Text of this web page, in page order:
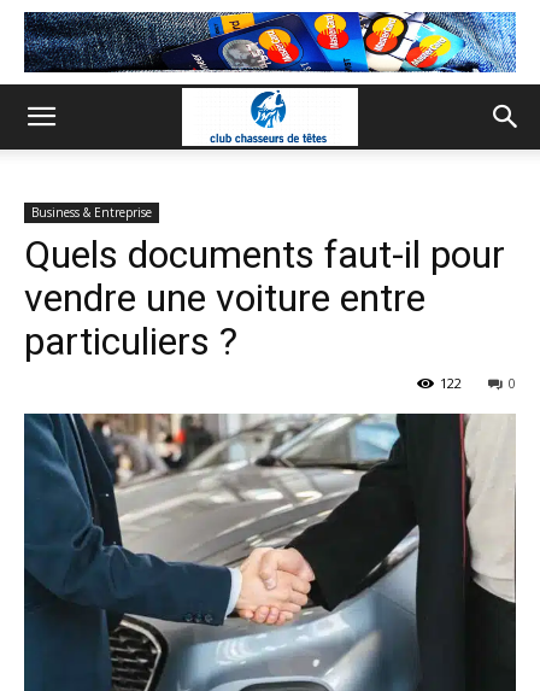
Business & Entreprise
Quels documents faut-il pour
vendre une voiture entre
particuliers ?
0
122